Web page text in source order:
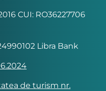
CUI: RO36227706
Libra Bank
de turism nr.